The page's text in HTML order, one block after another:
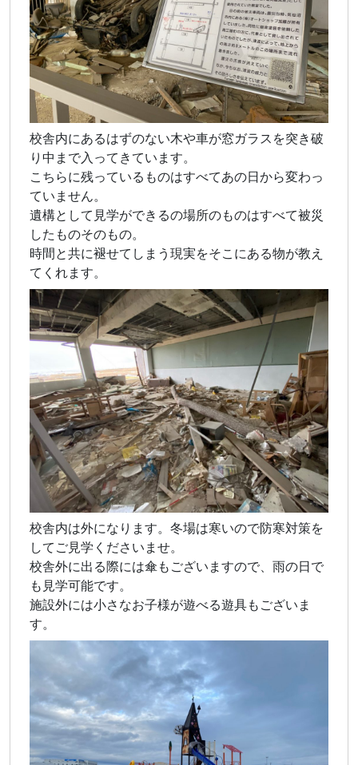
校舎内にあるはずのない木や車が窓ガラスを突き破
り中まで入ってきています。
こちらに残っているものはすべてあの日から変わっ
ていません。
遺構として見学ができるの場所のものはすべて被災
したものそのもの。
時間と共に褪せてしまう現実をそこにある物が教え
てくれます。
校舎内は外になります。冬場は寒いので防寒対策を
してご見学くださいませ。
校舎外に出る際には傘もございますので、雨の日で
も見学可能です。
施設外には小さなお子様が遊べる遊具もございま
す。